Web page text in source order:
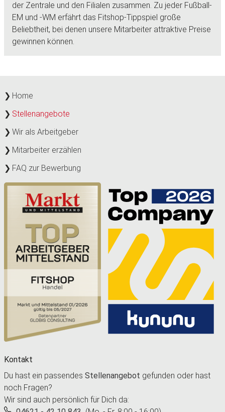
der Zentrale und den Filialen zusammen. Zu jeder Fußball-
EM und -WM erfährt das Fitshop-Tippspiel große
Beliebtheit, bei denen unsere Mitarbeiter attraktive Preise
gewinnen können.
Home
Stellenangebote
Wir als Arbeitgeber
Mitarbeiter erzählen
FAQ zur Bewerbung
Kontakt
Du hast ein passendes Stellenangebot gefunden oder hast
noch Fragen?
Wir sind auch persönlich für Dich da: